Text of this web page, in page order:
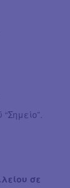
σε